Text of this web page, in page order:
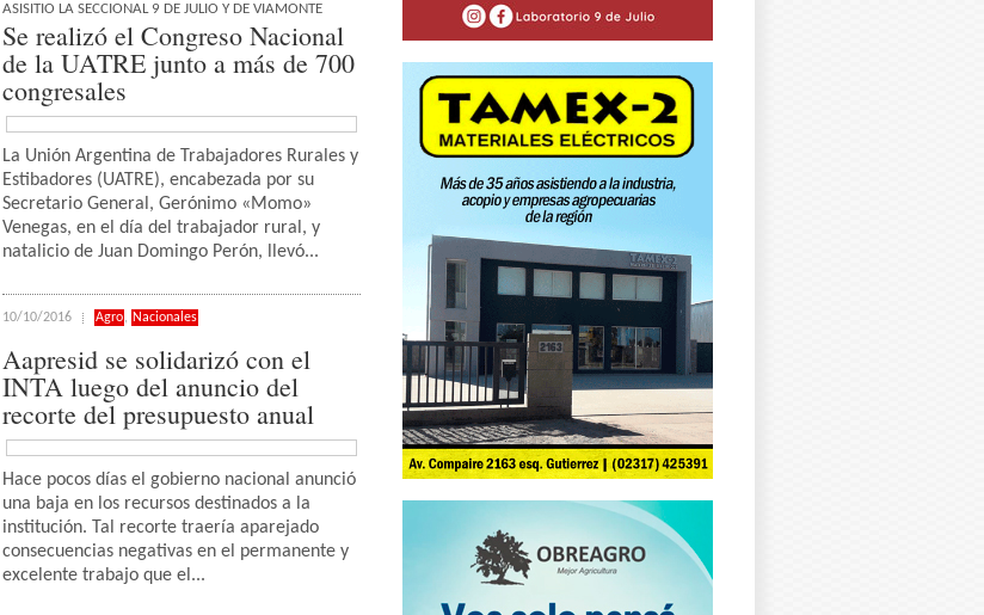
ASISITIO LA SECCIONAL 9 DE JULIO Y DE VIAMONTE
Se realizó el Congreso Nacional
de la UATRE junto a más de 700
congresales
La Unión Argentina de Trabajadores Rurales y
Estibadores (UATRE), encabezada por su
Secretario General, Gerónimo «Momo»
Venegas, en el día del trabajador rural, y
natalicio de Juan Domingo Perón, llevó...
10/10/2016 Agro, Nacionales
Aapresid se solidarizó con el
INTA luego del anuncio del
recorte del presupuesto anual
Hace pocos días el gobierno nacional anunció
una baja en los recursos destinados a la
institución. Tal recorte traería aparejado
consecuencias negativas en el permanente y
excelente trabajo que el...